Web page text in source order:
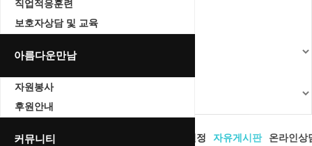
직업적응훈련
보호자상담 및 교육
아름다운만남
자원봉사
후원안내
커뮤니티
공지사항 호반이야기 월간일정 자유게시판 온라인상